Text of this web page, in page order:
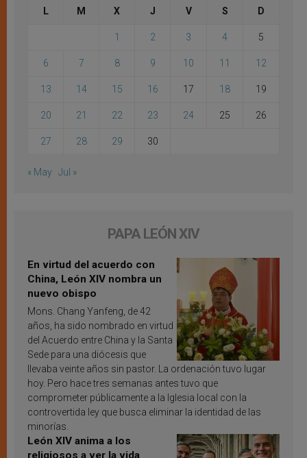
L M X J V S D
1 2 3 4 5
6 7 8 9 10 11 12
13 14 15 16 17 18 19
20 21 22 23 24 25 26
27 28 29 30
« May Jul »
PAPA LEÓN XIV
En virtud del acuerdo con
China, León XIV nombra un
nuevo obispo
Mons. Chang Yanfeng, de 42
años, ha sido nombrado en virtud
del Acuerdo entre China y la Santa
Sede para una diócesis que
llevaba veinte años sin pastor. La ordenación tuvo lugar
hoy. Pero hace tres semanas antes tuvo que
comprometer públicamente a la Iglesia local con la
controvertida ley que busca eliminar la identidad de las
minorías.
León XIV anima a los